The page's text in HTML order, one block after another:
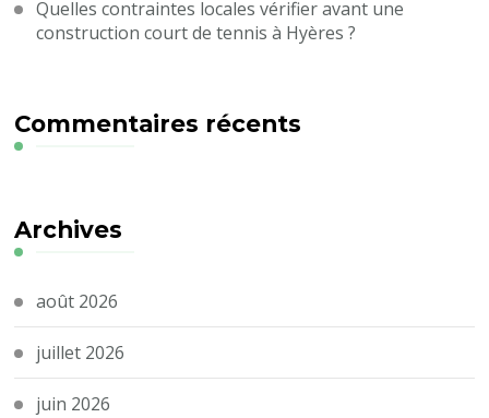
Quelles contraintes locales vérifier avant une
construction court de tennis à Hyères ?
Commentaires récents
Archives
août 2026
juillet 2026
juin 2026